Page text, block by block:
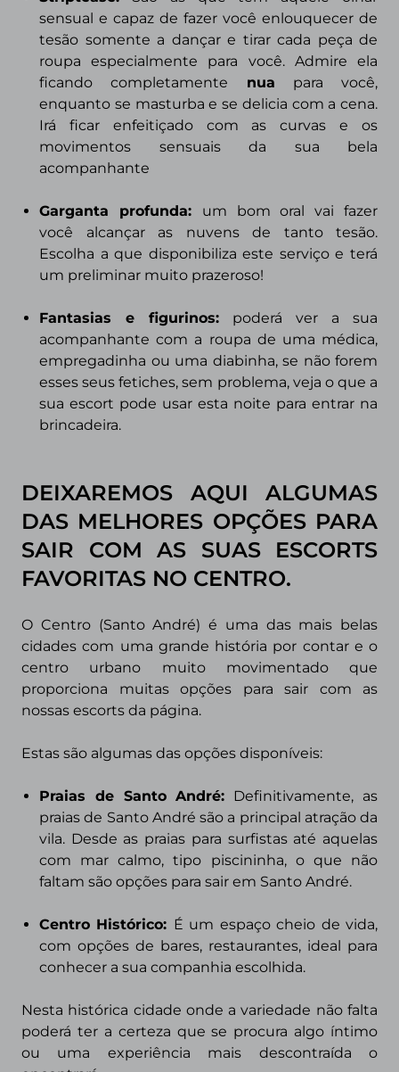
sensual e capaz de fazer você enlouquecer de
tesão somente a dançar e tirar cada peça de
roupa especialmente para você. Admire ela
ficandocompletamente nua para você,
enquanto se masturba e se delicia com a cena.
Irá ficar enfeitiçado com as curvas e os
movimentos sensuais da sua bela
acompanhante
Garganta profunda: um bom oral vai fazer
você alcançar as nuvens de tanto tesão.
Escolha a que disponibiliza este serviço e terá
um preliminar muito prazeroso!
Fantasias e figurinos: poderá ver a sua
acompanhante com a roupa de uma médica,
empregadinha ou uma diabinha, se não forem
esses seus fetiches, sem problema, veja o que a
sua escort pode usar esta noite para entrar na
brincadeira.
DEIXAREMOS AQUI ALGUMAS
DAS MELHORES OPÇÕES PARA
SAIR COM AS SUAS ESCORTS
FAVORITAS NO CENTRO.
O Centro (Santo André) é uma das mais belas
cidades com uma grande história por contar e o
centro urbano muito movimentado que
proporciona muitas opções para sair com as
nossas escorts da página.
Estas são algumas das opções disponíveis:
Praias de Santo André: Definitivamente, as
praias de Santo André são a principal atração da
vila. Desde as praias para surfistas até aquelas
com mar calmo, tipo piscininha, o que não
faltam são opções para sair em Santo André.
Centro Histórico: É um espaço cheio de vida,
com opções de bares, restaurantes, ideal para
conhecer a sua companhia escolhida.
Nesta histórica cidade onde a variedade não falta
poderá ter a certeza que se procura algo íntimo
ou uma experiência mais descontraída o